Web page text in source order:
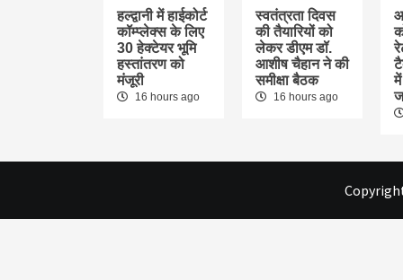
हल्द्वानी में हाईकोर्ट
कॉम्प्लेक्स के लिए
30 हेक्टेयर भूमि
हस्तांतरण को
मंजूरी
16 hours ago
स्वतंत्रता दिवस
की तैयारियों को
लेकर डीएम डॉ.
आशीष चैहान ने की
समीक्षा बैठक
16 hours ago
में